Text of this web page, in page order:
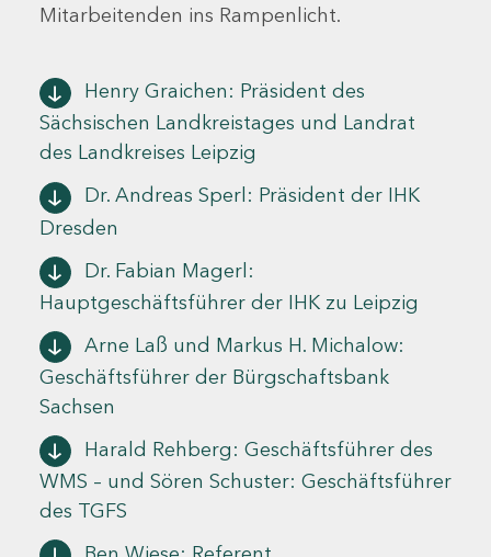
Mitarbeitenden ins Rampenlicht.
Henry Graichen: Präsident des
Sächsischen Landkreistages und Landrat
des Landkreises Leipzig
Dr. Andreas Sperl: Präsident der IHK
Dresden
Dr. Fabian Magerl:
Hauptgeschäftsführer der IHK zu Leipzig
Arne Laß und Markus H. Michalow:
Geschäftsführer der Bürgschaftsbank
Sachsen
Harald Rehberg: Geschäftsführer des
WMS – und Sören Schuster: Geschäftsführer
des TGFS